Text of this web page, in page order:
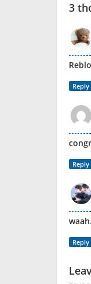
3
Reply
Reply
Reply